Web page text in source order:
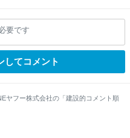
要です
してコメント
ヤフー株式会社の「建設的コメント順